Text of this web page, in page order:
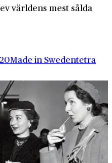
världens mest sålda
Made in Swedentetra